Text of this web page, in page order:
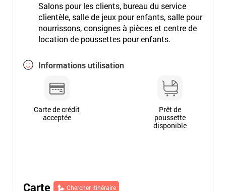
Salons pour les clients, bureau du service
clientèle, salle de jeux pour enfants, salle pour
nourrissons, consignes à pièces et centre de
location de poussettes pour enfants.
Informations utilisation
Carte de crédit
acceptée
Prêt de
poussette
disponible
Carte Chercher itinéraire